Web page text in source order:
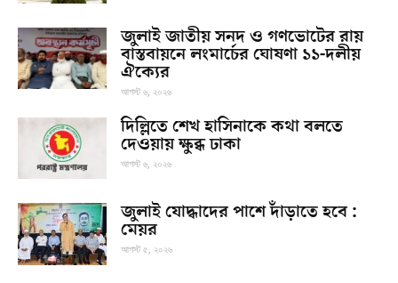
জুলাই জাতীয় সনদ ও গণভোটের রায়
বাস্তবায়নে লংমার্চের ঘোষণা ১১-দলীয়
ঐক্যের
আগস্ট ৬, ২০২৬
দিল্লিতে শেখ হাসিনাকে কথা বলতে
দেওয়ায় ক্ষুব্ধ ঢাকা
আগস্ট ৬, ২০২৬
জুলাই যোদ্ধাদের পাশে দাঁড়াতে হবে :
মেয়র
আগস্ট ৫, ২০২৬